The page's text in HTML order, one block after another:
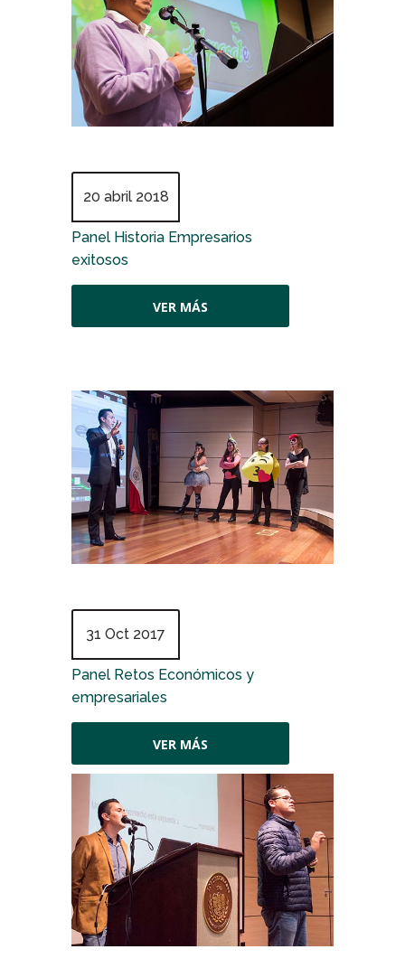
20 abril 2018
Panel Historia Empresarios
exitosos
VER MÁS
31 Oct 2017
Panel Retos Económicos y
empresariales
VER MÁS